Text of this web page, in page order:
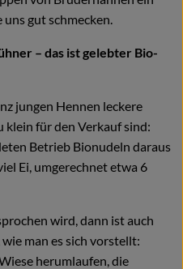
gut schmecken.
– das ist gelebter Bio-
jungen Hennen leckere
klein für den Verkauf sind:
Betrieb Bionudeln daraus
Ei, umgerechnet etwa 6
wird, dann ist auch
man es sich vorstellt:
herumlaufen, die